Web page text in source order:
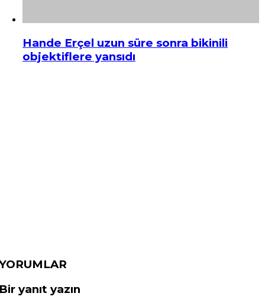
Hande Erçel uzun süre sonra bikinili
objektiflere yansıdı
yanıt yazın